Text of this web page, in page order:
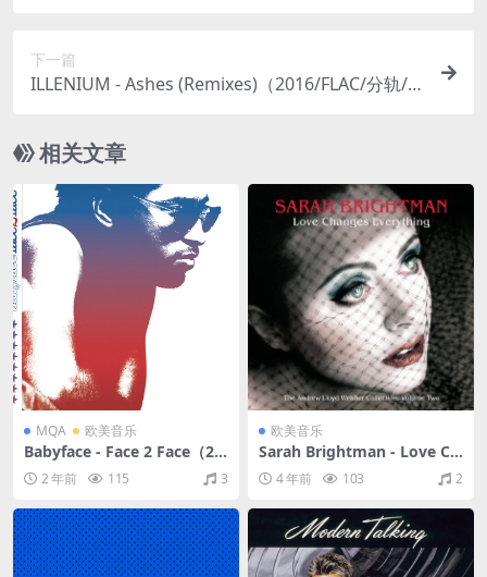
下一篇
ILLENIUM - Ashes (Remixes)（2016/FLAC/分轨/4
相关文章
MQA 欧美音乐
Babyface - Face 2 Face（20
01/FLAC/分轨/402M）(MQ
A/16bit/44.1kHz)
2 年前 115 3
欧美音乐
Sarah Brightman - Love Ch
anges Everything - The An
drew Lloyd Webber collecti
on vol.2（2005/FLAC/分轨/
325M）
4 年前 103 2